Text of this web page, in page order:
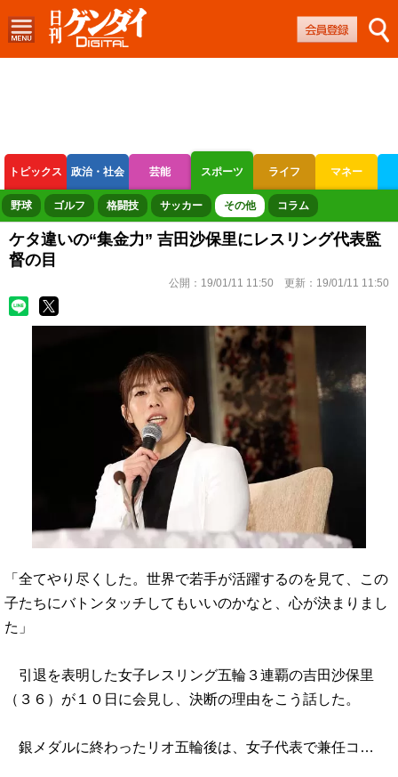
トピックス 政治・社会 芸能 スポーツ ライフ マネー
ボートレース 競輪 オートレース
野球 ゴルフ 格闘技 サッカー その他 コラム
ケタ違いの“集金力” 吉田沙保里にレスリング代表監
督の目
公開： 19/01/11 11:50 更新： 19/01/11 11:50
「全てやり尽くした。世界で若手が活躍するのを見て、この
子たちにバトンタッチしてもいいのかなと、心が決まりまし
た」
引退を表明した女子レスリング五輪３連覇の吉田沙保里
（３６）が１０日に会見し、決断の理由をこう話した。
銀メダルに終わったリオ五輪後は、女子代表で兼任コ…